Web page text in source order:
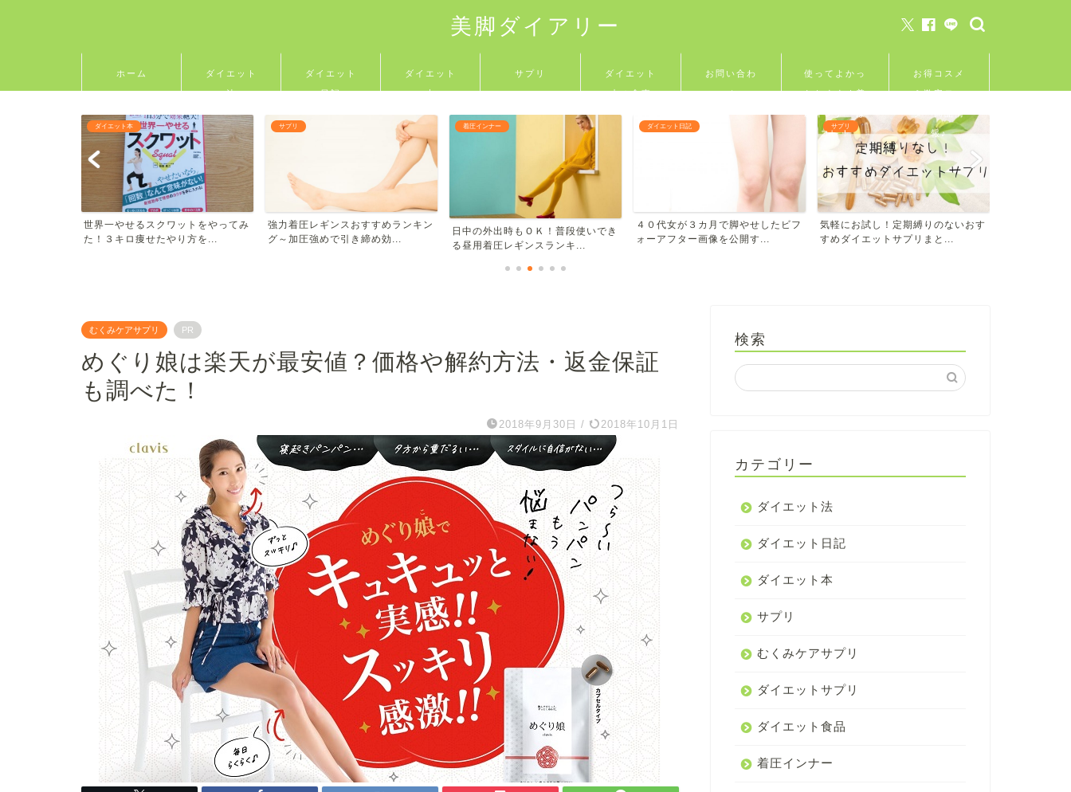
美脚ダイアリー
ホーム
ダイエット
法
ダイエット
日記
ダイエット
本
サプリ
ダイエット
中の食事
お問い合わ
せ
使ってよかっ
たおすすめ着
圧インナーは
コレ！
お得コスメ
＆激安モニ
ター商品情
報♪
ダイエット本
世界一やせるスクワットをやってみ
た！３キロ痩せたやり方を...
サプリ
強力着圧レギンスおすすめランキン
グ～加圧強めで引き締め効...
着圧インナー
日中の外出時もＯＫ！普段使いでき
る昼用着圧レギンスランキ...
ダイエット日記
４０代女が３カ月で脚やせしたビフ
ォーアフター画像を公開す...
サプリ
気軽にお試し！定期縛りのないおす
すめダイエットサプリまと...
むくみケアサプリ PR
めぐり娘は楽天が最安値？価格や解約方法・返金保証
も調べた！
2018年9月30日 / 2018年10月1日
検索
カテゴリー
ダイエット法
ダイエット日記
ダイエット本
サプリ
むくみケアサプリ
ダイエットサプリ
ダイエット食品
着圧インナー